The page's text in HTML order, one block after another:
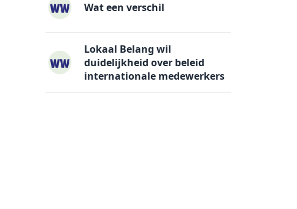
Wat een verschil
Lokaal Belang wil
duidelijkheid over beleid
internationale medewerkers